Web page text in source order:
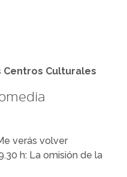
Centros Culturales
verás volver
h: La omisión de la